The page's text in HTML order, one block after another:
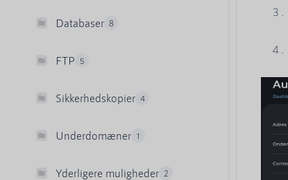
Databaser 8
FTP 5
Sikkerhedskopier 4
Underdomæner 1
Yderligere muligheder 2